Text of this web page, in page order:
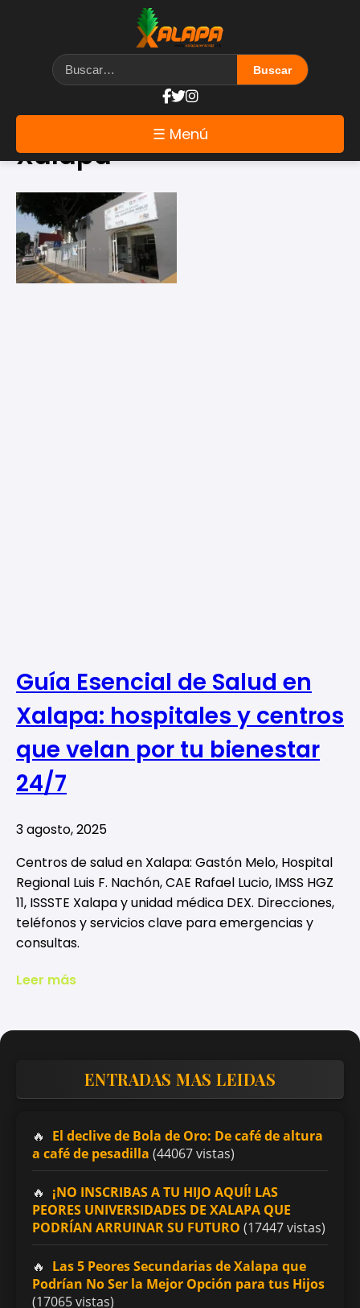
☰ Menú
Etiqueta: emergencias
Xalapa
Guía Esencial de Salud en
Xalapa: hospitales y centros
que velan por tu bienestar
24/7
3 agosto, 2025
Centros de salud en Xalapa: Gastón Melo, Hospital
Regional Luis F. Nachón, CAE Rafael Lucio, IMSS HGZ
11, ISSSTE Xalapa y unidad médica DEX. Direcciones,
teléfonos y servicios clave para emergencias y
consultas.
Leer más
ENTRADAS MAS LEIDAS
El declive de Bola de Oro: De café de altura
a café de pesadilla (44067 vistas)
¡NO INSCRIBAS A TU HIJO AQUÍ! LAS
PEORES UNIVERSIDADES DE XALAPA QUE
PODRÍAN ARRUINAR SU FUTURO (17447 vistas)
Las 5 Peores Secundarias de Xalapa que
Podrían No Ser la Mejor Opción para tus Hijos
(17065 vistas)